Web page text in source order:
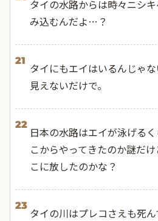
タイの水路からは時々ニシ
み込むんだよ…？
21
タイにもエイはいるんじゃ
見えないだけで。
22
日本の水路はエイが泳げる
こからやってきたのか謎だ
こに放したのかな？
23
タイの川はプレコさえも死